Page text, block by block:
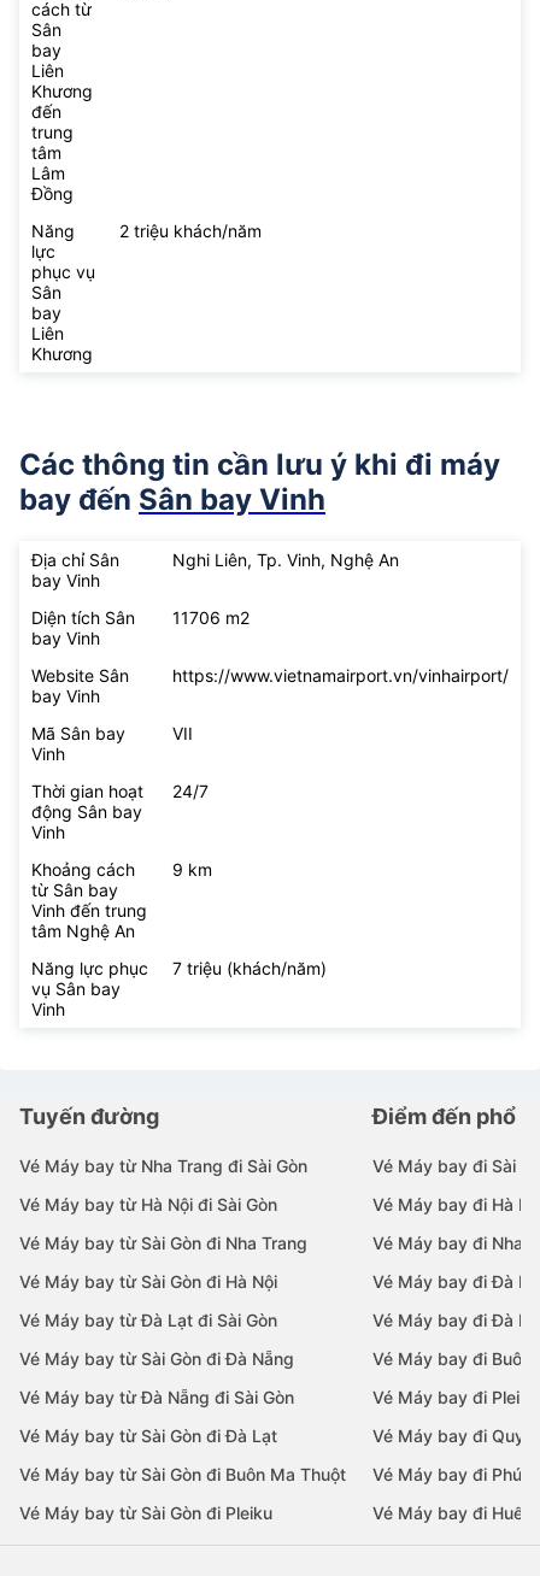
cách từ
Sân
bay
Liên
Khương
đến
trung
tâm
Lâm
Đồng
Năng
lực
phục vụ
Sân
bay
Liên
Khương
2 triệu khách/năm
Các thông tin cần lưu ý khi đi máy
bay đến Sân bay Vinh
Địa chỉ Sân
bay Vinh
Nghi Liên, Tp. Vinh, Nghệ An
Diện tích Sân
bay Vinh
11706 m2
Website Sân
bay Vinh
https://www.vietnamairport.vn/vinhairport/
Mã Sân bay
Vinh
VII
Thời gian hoạt
động Sân bay
Vinh
24/7
Khoảng cách
từ Sân bay
Vinh đến trung
tâm Nghệ An
9 km
Năng lực phục
vụ Sân bay
Vinh
7 triệu (khách/năm)
Tuyến đường
Vé Máy bay từ Nha Trang đi Sài Gòn
Vé Máy bay từ Hà Nội đi Sài Gòn
Vé Máy bay từ Sài Gòn đi Nha Trang
Vé Máy bay từ Sài Gòn đi Hà Nội
Vé Máy bay từ Đà Lạt đi Sài Gòn
Vé Máy bay từ Sài Gòn đi Đà Nẵng
Vé Máy bay từ Đà Nẵng đi Sài Gòn
Vé Máy bay từ Sài Gòn đi Đà Lạt
Vé Máy bay từ Sài Gòn đi Buôn Ma Thuột
Vé Máy bay từ Sài Gòn đi Pleiku
Điểm đến phổ
Vé Máy bay đi Sài
Vé Máy bay đi Hà
Vé Máy bay đi Nha
Vé Máy bay đi Đà
Vé Máy bay đi Đà
Vé Máy bay đi Buôn
Vé Máy bay đi Pleiku
Vé Máy bay đi Quy
Vé Máy bay đi Phú
Vé Máy bay đi Huế